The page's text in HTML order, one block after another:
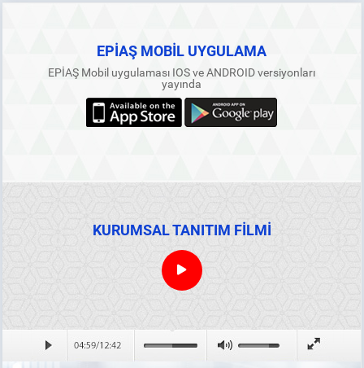
EPİAŞ MOBİL UYGULAMA
EPİAŞ Mobil uygulaması IOS ve ANDROID versiyonları
yayında
KURUMSAL TANITIM FİLMİ